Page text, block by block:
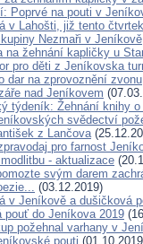
Poprvé na pouti v
v Lahošti, již tento čtvrtek
Nezmaři v Jeníkově
na žehnání kapličky u
pro děti z Jeníkovska
dar na zprovoznění zvonu
nad Jeníkovem
týdeník: Žehnání knihy
svědectví
z Lančova
pro farnost
- aktualizace
svým darem
(03.12.2019)
v Jeníkově a dušičková
pouť do Jeníkova 2019
požehnal varhany v
pouti